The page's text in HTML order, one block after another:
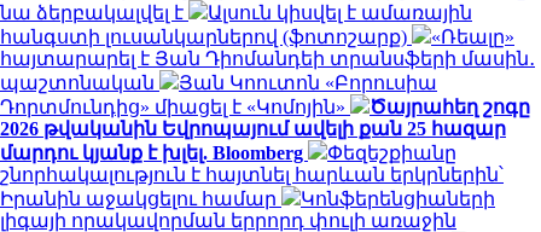
նա ձերբակալվել է
Ալսուն կիսվել է ամառային
հանգստի լուսանկարներով (ֆոտոշարք)
«Ռեալը»
հայտարարել է Յան Դիոմանդեի տրանսֆերի մասին․
պաշտոնական
Յան Կոուտոն «Բորուսիա
Դորտմունդից» միացել է «Կոմոյին»
Ծայրահեղ շոգը
2026 թվականին Եվրոպայում ավելի քան 25 հազար
մարդու կյանք է խլել. Bloomberg
Փեզեշքիանը
շնորհակալություն է հայտնել հարևան երկրներին՝
Իրանին աջակցելու համար
Կոնֆերենցիաների
լիգայի որակավորման երրորդ փուլի առաջին